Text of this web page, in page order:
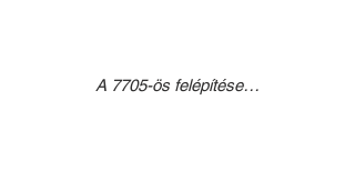
A 7705-ös felépítése…